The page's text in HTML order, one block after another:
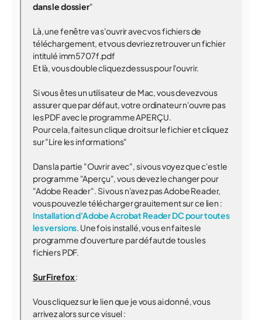
dans le dossier"
Là, une fenêtre va s'ouvrir avec vos fichiers de
téléchargement, et vous devriez retrouver un fichier
intitulé imm5707f.pdf
Et là, vous double cliquez dessus pour l'ouvrir.
Si vous êtes un utilisateur de Mac, vous devez vous
assurer que par défaut, votre ordinateur n'ouvre pas
les PDF avec le programme APERÇU.
Pour cela, faites un clique droit sur le fichier et cliquez
sur "Lire les informations"
Dans la partie "Ouvrir avec", si vous voyez que c'est le
programme "Aperçu", vous devez le changer pour
"Adobe Reader". Si vous n'avez pas Adobe Reader,
vous pouvez le télécharger grauitement sur ce lien :
Installation d'Adobe Acrobat Reader DC pour toutes
les versions. Une fois installé, vous en faites le
programme d'ouverture par défaut de tous les
fichiers PDF.
Sur Firefox:
Vous cliquez sur le lien que je vous ai donné, vous
arrivez alors sur ce visuel :